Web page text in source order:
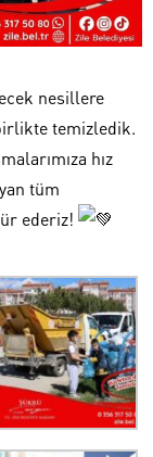
nesillere
temizledik.
hız
tüm
ederiz!